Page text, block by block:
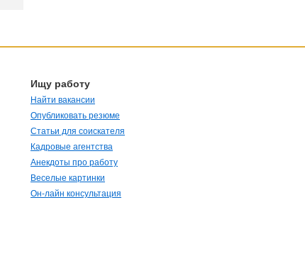
Ищу работу
Найти вакансии
Опубликовать резюме
Статьи для соискателя
Кадровые агентства
Анекдоты про работу
Веселые картинки
Он-лайн консультация